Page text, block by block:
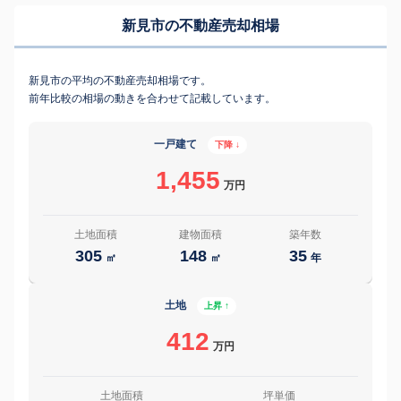
新見市の不動産売却相場
新見市の平均の不動産売却相場です。
前年比較の相場の動きを合わせて記載しています。
一戸建て 下降 ↓
1,455 万円
土地面積
305 ㎡
建物面積
148 ㎡
築年数
35 年
土地 上昇 ↑
412 万円
土地面積 坪単価